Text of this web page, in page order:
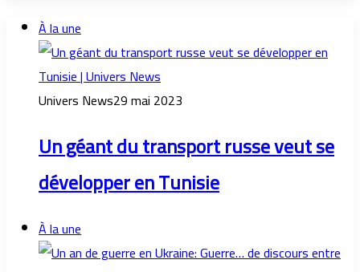
À la une
Univers News29 mai 2023
Un géant du transport russe veut se
développer en Tunisie
À la une